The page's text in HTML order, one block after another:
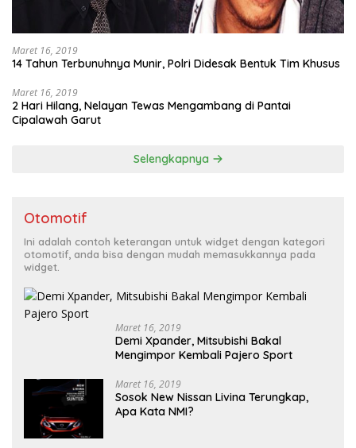
Maret 16, 2019
14 Tahun Terbunuhnya Munir, Polri Didesak Bentuk Tim Khusus
Maret 16, 2019
2 Hari Hilang, Nelayan Tewas Mengambang di Pantai
Cipalawah Garut
Selengkapnya
Otomotif
Ini adalah contoh keterangan untuk widget dengan kategori
otomotif, anda bisa dengan mudah memasukkannya pada
widget.
Maret 16, 2019
Demi Xpander, Mitsubishi Bakal
Mengimpor Kembali Pajero Sport
Maret 16, 2019
Sosok New Nissan Livina Terungkap,
Apa Kata NMI?